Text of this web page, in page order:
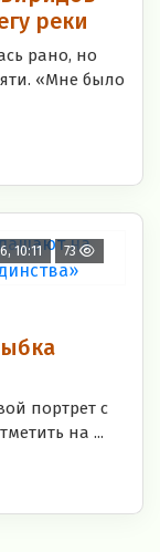
реки
рано, но
«Мне было
10:11 73
портрет с
на ...